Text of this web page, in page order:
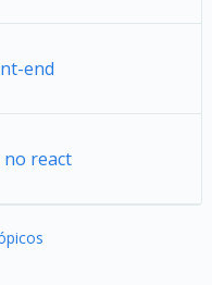
end
react